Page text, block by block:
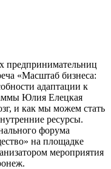
предпринимательниц
«Масштаб бизнеса:
адаптации к
Юлия Елецкая
и как мы можем стать
ресурсы.
форума
на площадке
мероприятия